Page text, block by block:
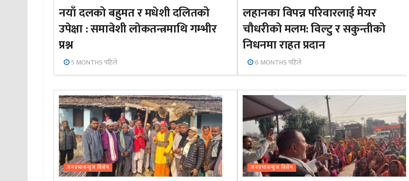
नयाँ दलको बहुमत र मधेशी दलितको
उपेक्षा : समावेशी लोकतन्त्रमाथि गम्भीर
प्रश्न
5 MONTHS पहिले
लहानका विपन्न परिवारलाई मेयर
चौधरीको मलम: विल्टु र सकुन्तीको
निधनमा राहत प्रदान
6 MONTHS पहिले
जनप्रभाबन्युज विशेष जनप्रभाबन्युज विशेष